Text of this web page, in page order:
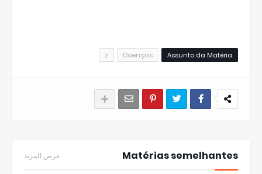
Assunto da Matéria
Doenças
z
Matérias semelhantes عرض المزيد